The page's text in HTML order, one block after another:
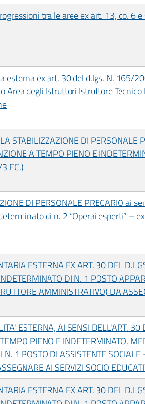
tra le aree ex art. 13, co. 6
ex art. 30 del d.lgs. N. 165/
Area degli Istruttori Istruttore
STABILIZZAZIONE DI PERSONALE
A TEMPO PIENO E
EC.)
DI PERSONALE PRECARIO ai
di n. 2 “Operai esperti” –
ESTERNA EX ART. 30 DEL
DI N. 1 POSTO
AMMINISTRATIVO) DA
ESTERNA, AI SENSI DELL'ART.
PIENO E INDETERMINATO,
1 POSTO DI ASSISTENTE
AI SERVIZI SOCIO
ESTERNA EX ART. 30 DEL